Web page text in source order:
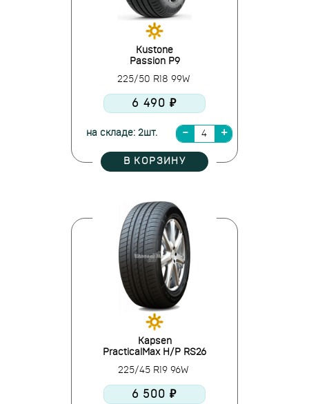
Kustone
Passion P9
225/50 R18 99W
6 490 ₽
на складе: 2шт.
В КОРЗИНУ
Kapsen
PracticalMax H/P RS26
225/45 R19 96W
6 500 ₽